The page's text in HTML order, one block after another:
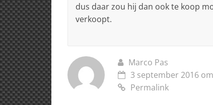
dus daar zou hij dan ook te koop
verkoopt.
Marco Pas
3 september 2016
Permalink